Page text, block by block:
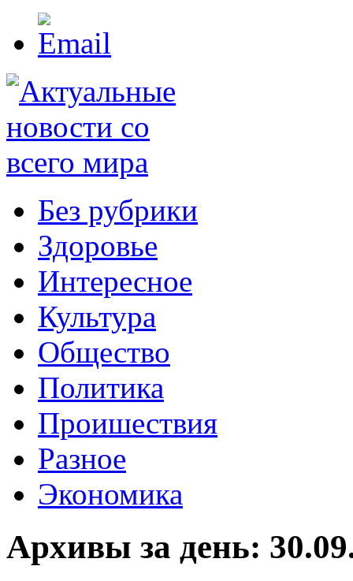
Без рубрики
Здоровье
Интересное
Культура
Общество
Политика
Проишествия
Разное
Экономика
Архивы за день: